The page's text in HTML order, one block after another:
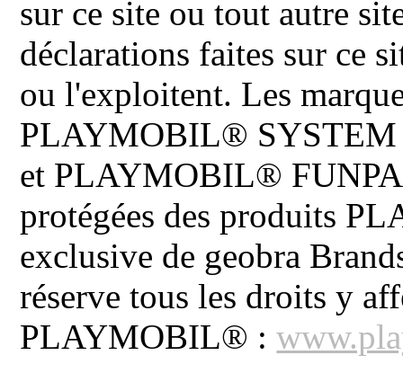
sur ce site ou tout autre
déclarations faites sur ce
ou l'exploitent. Les
PLAYMOBIL®
et PLAYMOBIL®
protégées des produits
exclusive de geobra
réserve tous les droits y
PLAYMOBIL® :